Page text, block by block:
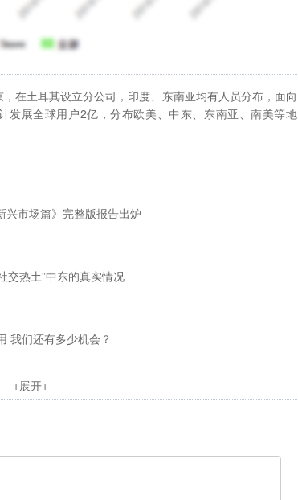
在土耳其设立分公司，印度、东南亚均有人员分布，面向
发展全球用户2亿，分布欧美、中东、东南亚、南美等地
兴市场篇》完整版报告出炉
交热土”中东的真实情况
我们还有多少机会？
+展开+